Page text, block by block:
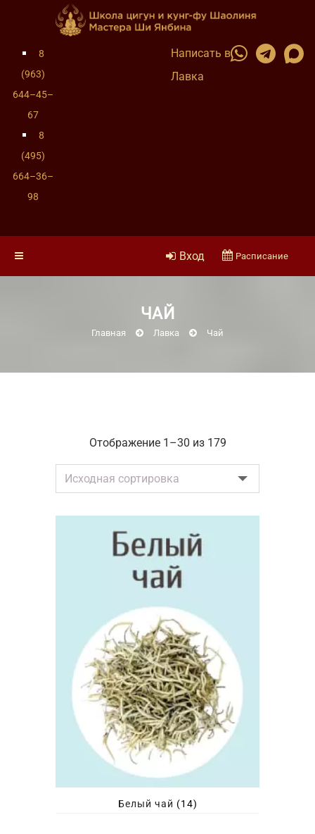
8
(963)
644–45–
67
8
(495)
664–36–
98
Написать в
Лавка
Вход Расписание
ЧАЙ
Главная Лавка Чай
Отображение 1–30 из 179
Белый чай (14)